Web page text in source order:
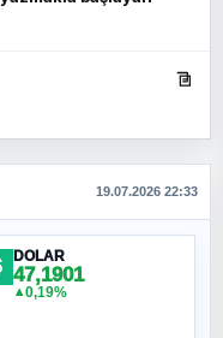
mı, Yeni
mı?
19.07.2026 22:33
DOLAR
47,1901
▲0,19%